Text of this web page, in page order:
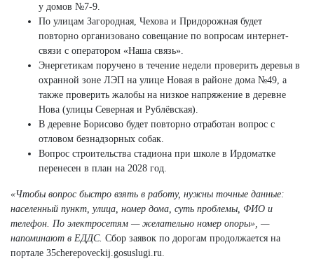
у домов №7-9.
По улицам Загородная, Чехова и Придорожная будет
повторно организовано совещание по вопросам интернет-
связи с оператором «Наша связь».
Энергетикам поручено в течение недели проверить деревья в
охранной зоне ЛЭП на улице Новая в районе дома №49, а
также проверить жалобы на низкое напряжение в деревне
Нова (улицы Северная и Рублёвская).
В деревне Борисово будет повторно отработан вопрос с
отловом безнадзорных собак.
Вопрос строительства стадиона при школе в Ирдоматке
перенесен в план на 2028 год.
«Чтобы вопрос быстро взять в работу, нужны точные данные:
населенный пункт, улица, номер дома, суть проблемы, ФИО и
телефон. По электросетям — желательно номер опоры», —
напоминают в ЕДДС. Сбор заявок по дорогам продолжается на
портале 35cherepoveckij.gosuslugi.ru.